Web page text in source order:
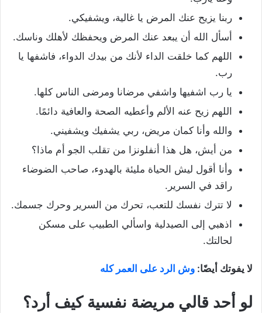
ربنا يزيح عنك المرض يا غالية، ويشفيكي.
أسأل الله أن يبعد عنك المرض ويحفظك لأهلك وناسك.
اللهم كما خلقت الداء لأنك من بيدك الدواء، فاشفها يا
رب.
يا رب اشفيها واشفي مرضانا ومرضى الناس كلها.
اللهم زيح عنه الألم وأعطيه الصحة والعافية دائمًا.
والله وأنا كمان مريض، ربي يشفيك ويشفيني.
من أيش، هل هذا أنفلونزا من تقلب الجو أم ماذا؟
وأنا أقول ليش الحياة مليئة بالهدوء، صاحب الضوضاء
راقد في السرير.
لا تترك نفسك للتعب، تحرك من السرير وحرك جسمك.
اذهبي إلى الصيدلية واسألي الطبيب على مسكن
لحالتك.
لا يفوتك أيضًا: وش الرد على العمر كله
لو أحد قالي مريضة نفسية كيف أرد؟